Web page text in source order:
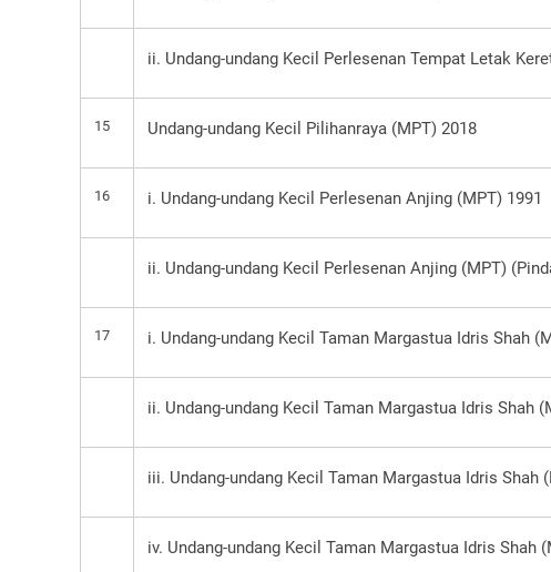
ii. Undang-undang Kecil Perlesenan Tempat Letak
15 Undang-undang Kecil Pilihanraya (MPT) 2018
16 i. Undang-undang Kecil Perlesenan Anjing (MPT) 1991
ii. Undang-undang Kecil Perlesenan Anjing (MPT)
17 i. Undang-undang Kecil Taman Margastua Idris Shah
ii. Undang-undang Kecil Taman Margastua Idris Shah
iii. Undang-undang Kecil Taman Margastua Idris Shah
iv. Undang-undang Kecil Taman Margastua Idris Shah